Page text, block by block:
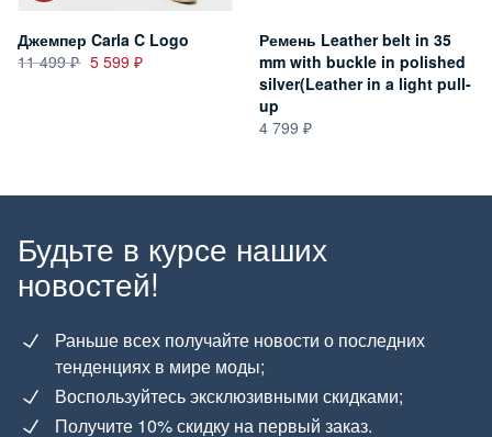
Джемпер Carla C Logo
11 499
5 599
Ремень Leather belt in 35
mm with buckle in polished
silver(Leather in a light pull-
up
4 799
Будьте в курсе наших
новостей!
Раньше всех получайте новости о последних
тенденциях в мире моды;
Воспользуйтесь эксклюзивными скидками;
Получите 10% скидку на первый заказ.